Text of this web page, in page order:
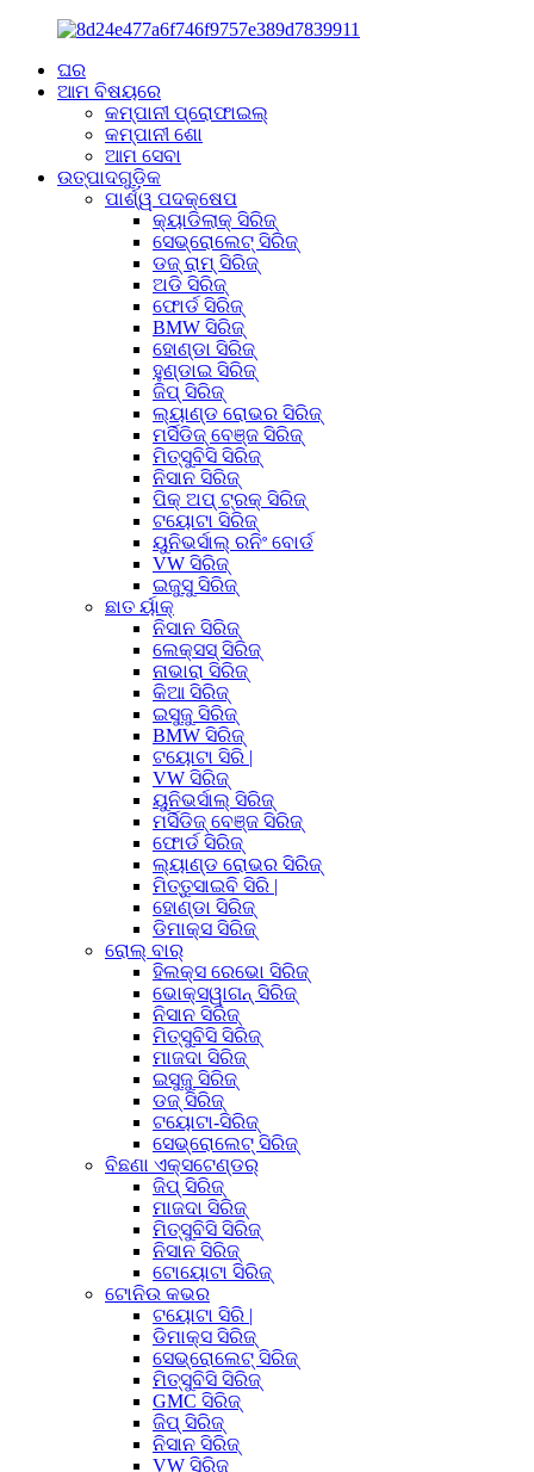
ଘର
ଆମ ବିଷୟରେ
କମ୍ପାନୀ ପ୍ରୋଫାଇଲ୍
କମ୍ପାନୀ ଶୋ
ଆମ ସେବା
ଉତ୍ପାଦଗୁଡ଼ିକ
ପାର୍ଶ୍ୱ ପଦକ୍ଷେପ
କ୍ୟାଡିଲାକ୍ ସିରିଜ୍
ସେଭ୍ରୋଲେଟ୍ ସିରିଜ୍
ଡଜ୍ ରାମ୍ ସିରିଜ୍
ଅଡି ସିରିଜ୍
ଫୋର୍ଡ ସିରିଜ୍
BMW ସିରିଜ୍
ହୋଣ୍ଡା ସିରିଜ୍
ହୁଣ୍ଡାଇ ସିରିଜ୍
ଜିପ୍ ସିରିଜ୍
ଲ୍ୟାଣ୍ଡ ରୋଭର ସିରିଜ୍
ମର୍ସିଡିଜ୍ ବେଞ୍ଜ ସିରିଜ୍
ମିତ୍ସୁବିସି ସିରିଜ୍
ନିସାନ ସିରିଜ୍
ପିକ୍ ଅପ୍ ଟ୍ରକ୍ ସିରିଜ୍
ଟୟୋଟା ସିରିଜ୍
ୟୁନିଭର୍ସାଲ୍ ରନିଂ ବୋର୍ଡ
VW ସିରିଜ୍
ଇଜୁସୁ ସିରିଜ୍
ଛାତ ର୍ୟାକ୍
ନିସାନ ସିରିଜ୍
ଲେକ୍ସସ୍ ସିରିଜ୍
ନାଭାରା ସିରିଜ୍
କିଆ ସିରିଜ୍
ଇସୁଜୁ ସିରିଜ୍
BMW ସିରିଜ୍
ଟୟୋଟା ସିରି |
VW ସିରିଜ୍
ୟୁନିଭର୍ସାଲ୍ ସିରିଜ୍
ମର୍ସିଡିଜ୍ ବେଞ୍ଜ ସିରିଜ୍
ଫୋର୍ଡ ସିରିଜ୍
ଲ୍ୟାଣ୍ଡ ରୋଭର ସିରିଜ୍
ମିତ୍ତୁସାଇବି ସିରି |
ହୋଣ୍ଡା ସିରିଜ୍
ଡିମାକ୍ସ ସିରିଜ୍
ରୋଲ୍ ବାର୍
ହିଲକ୍ସ ରେଭୋ ସିରିଜ୍
ଭୋକ୍ସୱାଗନ୍ ସିରିଜ୍
ନିସାନ ସିରିଜ୍
ମିତ୍ସୁବିସି ସିରିଜ୍
ମାଜଦା ସିରିଜ୍
ଇସୁଜୁ ସିରିଜ୍
ଡଜ୍ ସିରିଜ୍
ଟୟୋଟା-ସିରିଜ୍
ସେଭ୍ରୋଲେଟ୍ ସିରିଜ୍
ବିଛଣା ଏକ୍ସଟେଣ୍ଡର୍
ଜିପ୍ ସିରିଜ୍
ମାଜଦା ସିରିଜ୍
ମିତ୍ସୁବିସି ସିରିଜ୍
ନିସାନ ସିରିଜ୍
ଟୋୟୋଟା ସିରିଜ୍
ଟୋନିଉ କଭର
ଟୟୋଟା ସିରି |
ଡିମାକ୍ସ ସିରିଜ୍
ସେଭ୍ରୋଲେଟ୍ ସିରିଜ୍
ମିତ୍ସୁବିସି ସିରିଜ୍
GMC ସିରିଜ୍
ଜିପ୍ ସିରିଜ୍
ନିସାନ ସିରିଜ୍
VW ସିରିଜ୍